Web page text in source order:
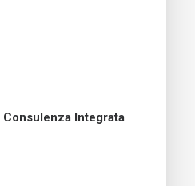
Consulenza Integrata